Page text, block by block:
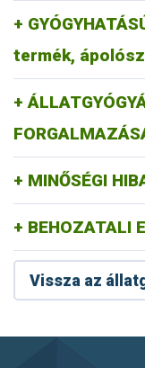
termék,
MINŐSÉGI
BEHOZATALI
Vissza az